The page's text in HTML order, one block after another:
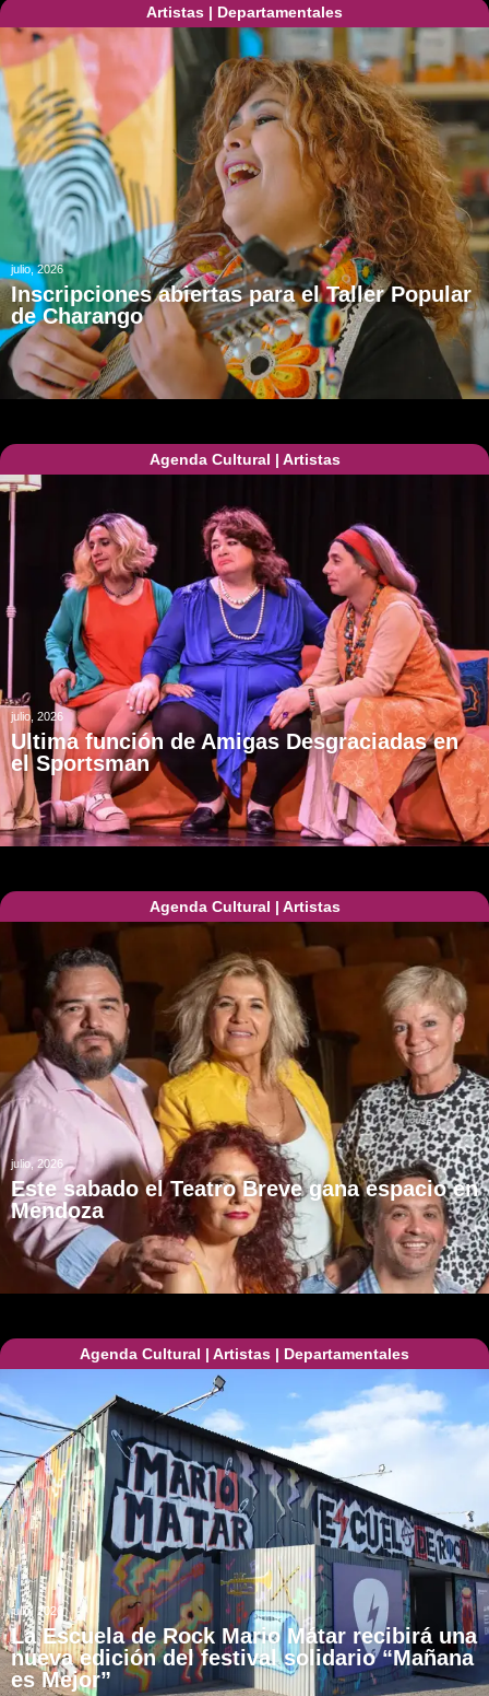
Artistas | Departamentales
julio, 2026
Inscripciones abiertas para el Taller Popular
de Charango
Agenda Cultural | Artistas
julio, 2026
Ultima función de Amigas Desgraciadas en
el Sportsman
Agenda Cultural | Artistas
julio, 2026
Este sabado el Teatro Breve gana espacio en
Mendoza
Agenda Cultural | Artistas | Departamentales
julio, 2026
La Escuela de Rock Mario Mátar recibirá una
nueva edición del festival solidario “Mañana
es Mejor”